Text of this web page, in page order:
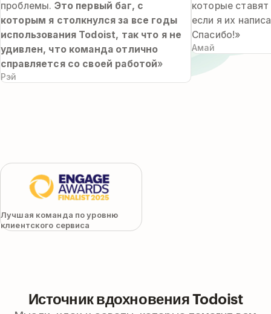
Рэй
проблемы. Это первый баг, с
которым я столкнулся за все годы
использования Todoist, так что я не
удивлен, что команда отлично
справляется со своей работой»
Амай
которые
если я их
Спасибо!»
Лучшая команда по уровню
клиентского сервиса
Источник вдохновения Todoist